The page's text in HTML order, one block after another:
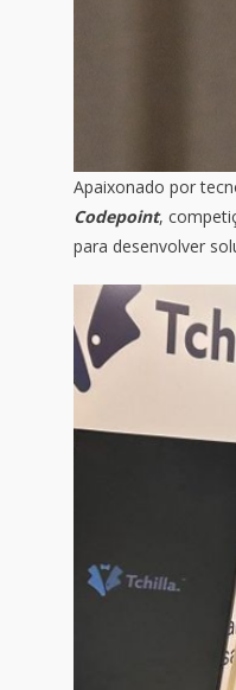
Apaixonado por
Codepoint,
para desenvolver